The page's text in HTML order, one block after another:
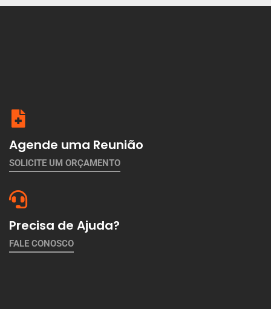
Agende uma Reunião
SOLICITE UM ORÇAMENTO
Precisa de Ajuda?
FALE CONOSCO